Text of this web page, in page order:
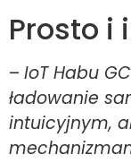
Prosto i
– IoT Habu
ładowanie
intuicyjnym,